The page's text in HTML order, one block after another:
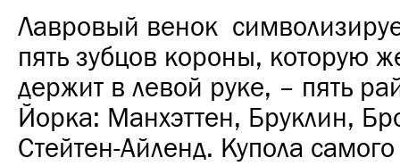
Лавровый венок
пять зубцов короны, которую
держит в левой руке, – пять
Йорка: Манхэттен, Бруклин,
Стейтен-Айленд. Купола